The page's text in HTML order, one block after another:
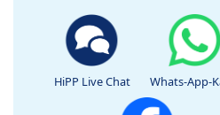
HiPP Live Chat Whats-App-